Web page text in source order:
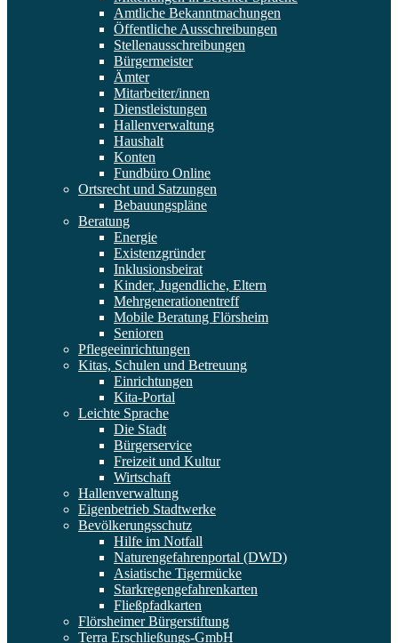
Amtliche Bekanntmachungen
Öffentliche Ausschreibungen
Stellenausschreibungen
Bürgermeister
Ämter
Mitarbeiter/innen
Dienstleistungen
Hallenverwaltung
Haushalt
Konten
Fundbüro Online
Ortsrecht und Satzungen
Bebauungspläne
Beratung
Energie
Existenzgründer
Inklusionsbeirat
Kinder, Jugendliche, Eltern
Mehrgenerationentreff
Mobile Beratung Flörsheim
Senioren
Pflegeeinrichtungen
Kitas, Schulen und Betreuung
Einrichtungen
Kita-Portal
Leichte Sprache
Die Stadt
Bürgerservice
Freizeit und Kultur
Wirtschaft
Hallenverwaltung
Eigenbetrieb Stadtwerke
Bevölkerungsschutz
Hilfe im Notfall
Naturengefahrenportal (DWD)
Asiatische Tigermücke
Starkregengefahrenkarten
Fließpfadkarten
Flörsheimer Bürgerstiftung
Terra Erschließungs-GmbH